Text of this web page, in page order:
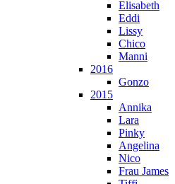
Elisabeth
Eddi
Lissy
Chico
Manni
2016
Gonzo
2015
Annika
Lara
Pinky
Angelina
Nico
Frau James